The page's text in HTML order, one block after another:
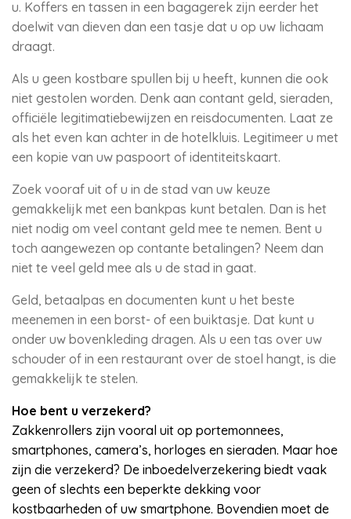
u. Koffers en tassen in een bagagerek zijn eerder het
doelwit van dieven dan een tasje dat u op uw lichaam
draagt.
Als u geen kostbare spullen bij u heeft, kunnen die ook
niet gestolen worden. Denk aan contant geld, sieraden,
officiële legitimatiebewijzen en reisdocumenten. Laat ze
als het even kan achter in de hotelkluis. Legitimeer u met
een kopie van uw paspoort of identiteitskaart.
Zoek vooraf uit of u in de stad van uw keuze
gemakkelijk met een bankpas kunt betalen. Dan is het
niet nodig om veel contant geld mee te nemen. Bent u
toch aangewezen op contante betalingen? Neem dan
niet te veel geld mee als u de stad in gaat.
Geld, betaalpas en documenten kunt u het beste
meenemen in een borst- of een buiktasje. Dat kunt u
onder uw bovenkleding dragen. Als u een tas over uw
schouder of in een restaurant over de stoel hangt, is die
gemakkelijk te stelen.
Hoe bent u verzekerd?
Zakkenrollers zijn vooral uit op portemonnees,
smartphones, camera’s, horloges en sieraden. Maar hoe
zijn die verzekerd? De inboedelverzekering biedt vaak
geen of slechts een beperkte dekking voor
kostbaarheden of uw smartphone. Bovendien moet de